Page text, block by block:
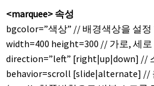
<marquee> 속성
bgcolor=”색상” // 배경색상을 설정
width=400 height=300 // 가로, 세
direction=”left” [right|up|down] //
behavior=scroll [slide|alternate] //